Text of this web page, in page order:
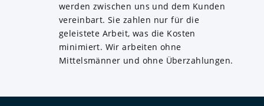
werden zwischen uns und dem Kunden
vereinbart. Sie zahlen nur für die
geleistete Arbeit, was die Kosten
minimiert. Wir arbeiten ohne
Mittelsmänner und ohne Überzahlungen.